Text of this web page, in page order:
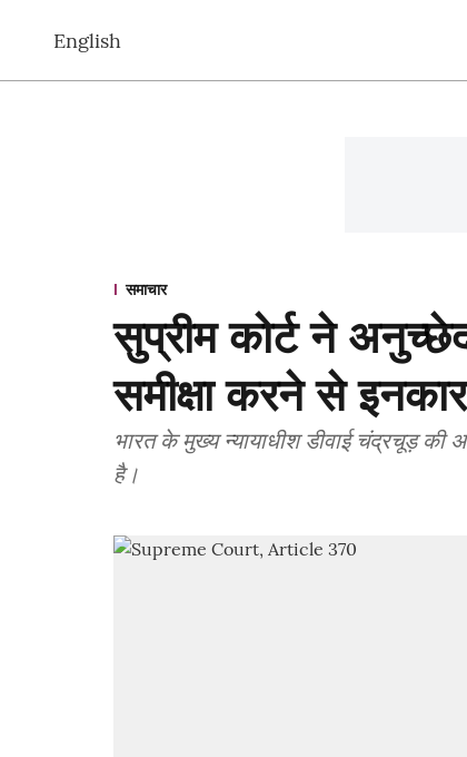
English
समाचार
सुप्रीम कोर्ट ने
समीक्षा करने से
भारत के मुख्य न्यायाधीश डीवाई चंद्रचूड़ की
है।